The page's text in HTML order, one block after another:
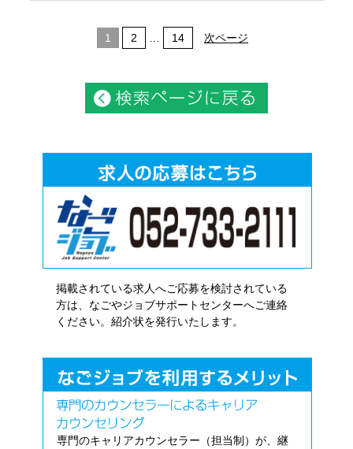
1 2 14 次ページ
掲載されている求人へご応募を検討されている
方は、なごやジョブサポートセンターへご連絡
ください。紹介状を発行いたします。
専門のキャリアカウンセラー（担当制）が、継